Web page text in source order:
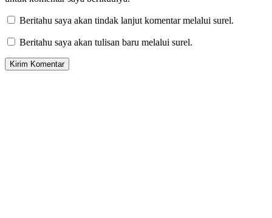
Beritahu saya akan tindak lanjut komentar melalui surel.
Beritahu saya akan tulisan baru melalui surel.